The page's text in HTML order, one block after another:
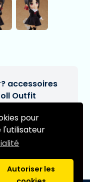
pour
l'utilisateur
Autoriser les
accessoires
Outfit